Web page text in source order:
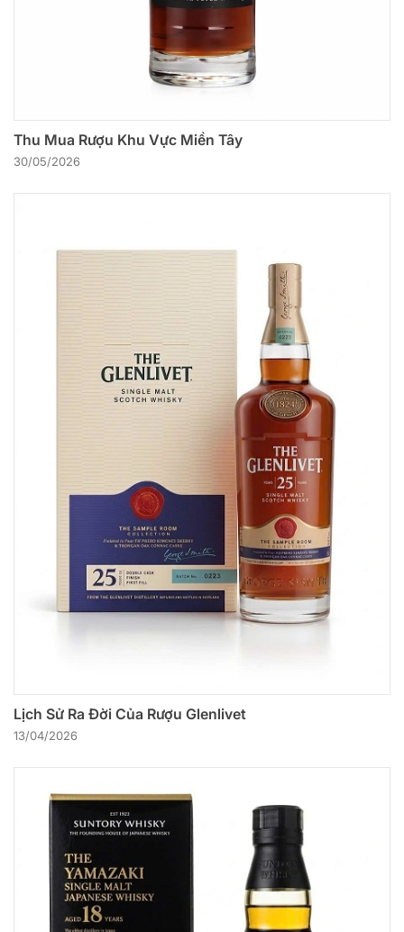
Thu Mua Rượu Khu Vực Miền Tây
30/05/2026
Lịch Sử Ra Đời Của Rượu Glenlivet
13/04/2026